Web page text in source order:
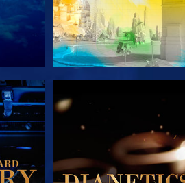
SERIE ENTDECKEN